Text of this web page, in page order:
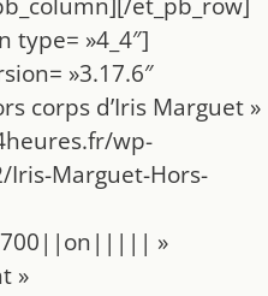
type= »4_4″]
»3.17.6″
corps d’Iris Marguet »
wp-
Marguet-Hors-
»
»